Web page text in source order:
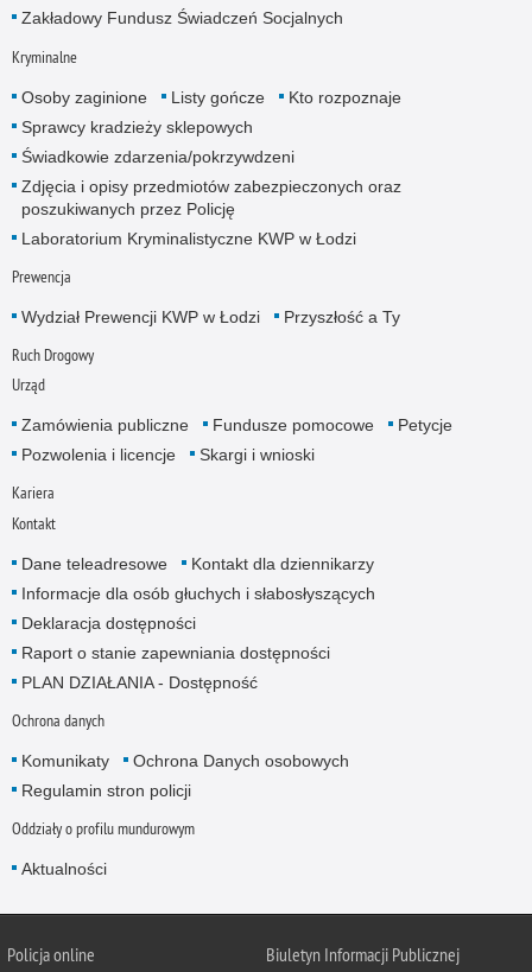
Zakładowy Fundusz Świadczeń Socjalnych
Kryminalne
Osoby zaginione Listy gończe
Kto rozpoznaje
Sprawcy kradzieży sklepowych
Świadkowie zdarzenia/pokrzywdzeni
Zdjęcia i opisy przedmiotów zabezpieczonych oraz
poszukiwanych przez Policję
Laboratorium Kryminalistyczne KWP w Łodzi
Prewencja
Wydział Prewencji KWP w Łodzi Przyszłość a Ty
Ruch Drogowy
Urząd
Zamówienia publiczne Fundusze pomocowe
Petycje
Pozwolenia i licencje
Skargi i wnioski
Kariera
Kontakt
Dane teleadresowe
Kontakt dla dziennikarzy
Informacje dla osób głuchych i słabosłyszących
Deklaracja dostępności
Raport o stanie zapewniania dostępności
PLAN DZIAŁANIA - Dostępność
Ochrona danych
Komunikaty
Ochrona Danych osobowych
Regulamin stron policji
Oddziały o profilu mundurowym
Aktualności
Policja online Biuletyn Informacji Publicznej